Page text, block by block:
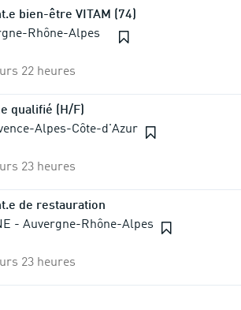
bien-être VITAM (74)
Rhône-Alpes
22 heures
qualifié (H/F)
Alpes-Côte-d'Azur
23 heures
de restauration
- Auvergne-Rhône-Alpes
23 heures